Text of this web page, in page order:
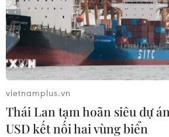
vietnamplus.vn
Thái Lan tạm hoãn siêu dự
USD kết nối hai vùng biển